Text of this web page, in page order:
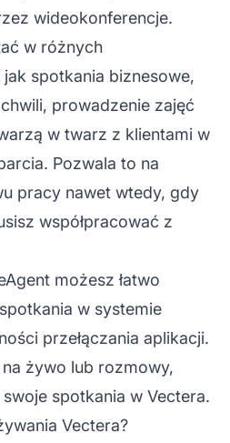
wideokonferencje.
w różnych
spotkania biznesowe,
prowadzenie zajęć
w twarz z klientami w
Pozwala to na
pracy nawet wtedy, gdy
współpracować z
możesz łatwo
w systemie
przełączania aplikacji.
żywo lub rozmowy,
spotkania w Vectera.
Vectera?